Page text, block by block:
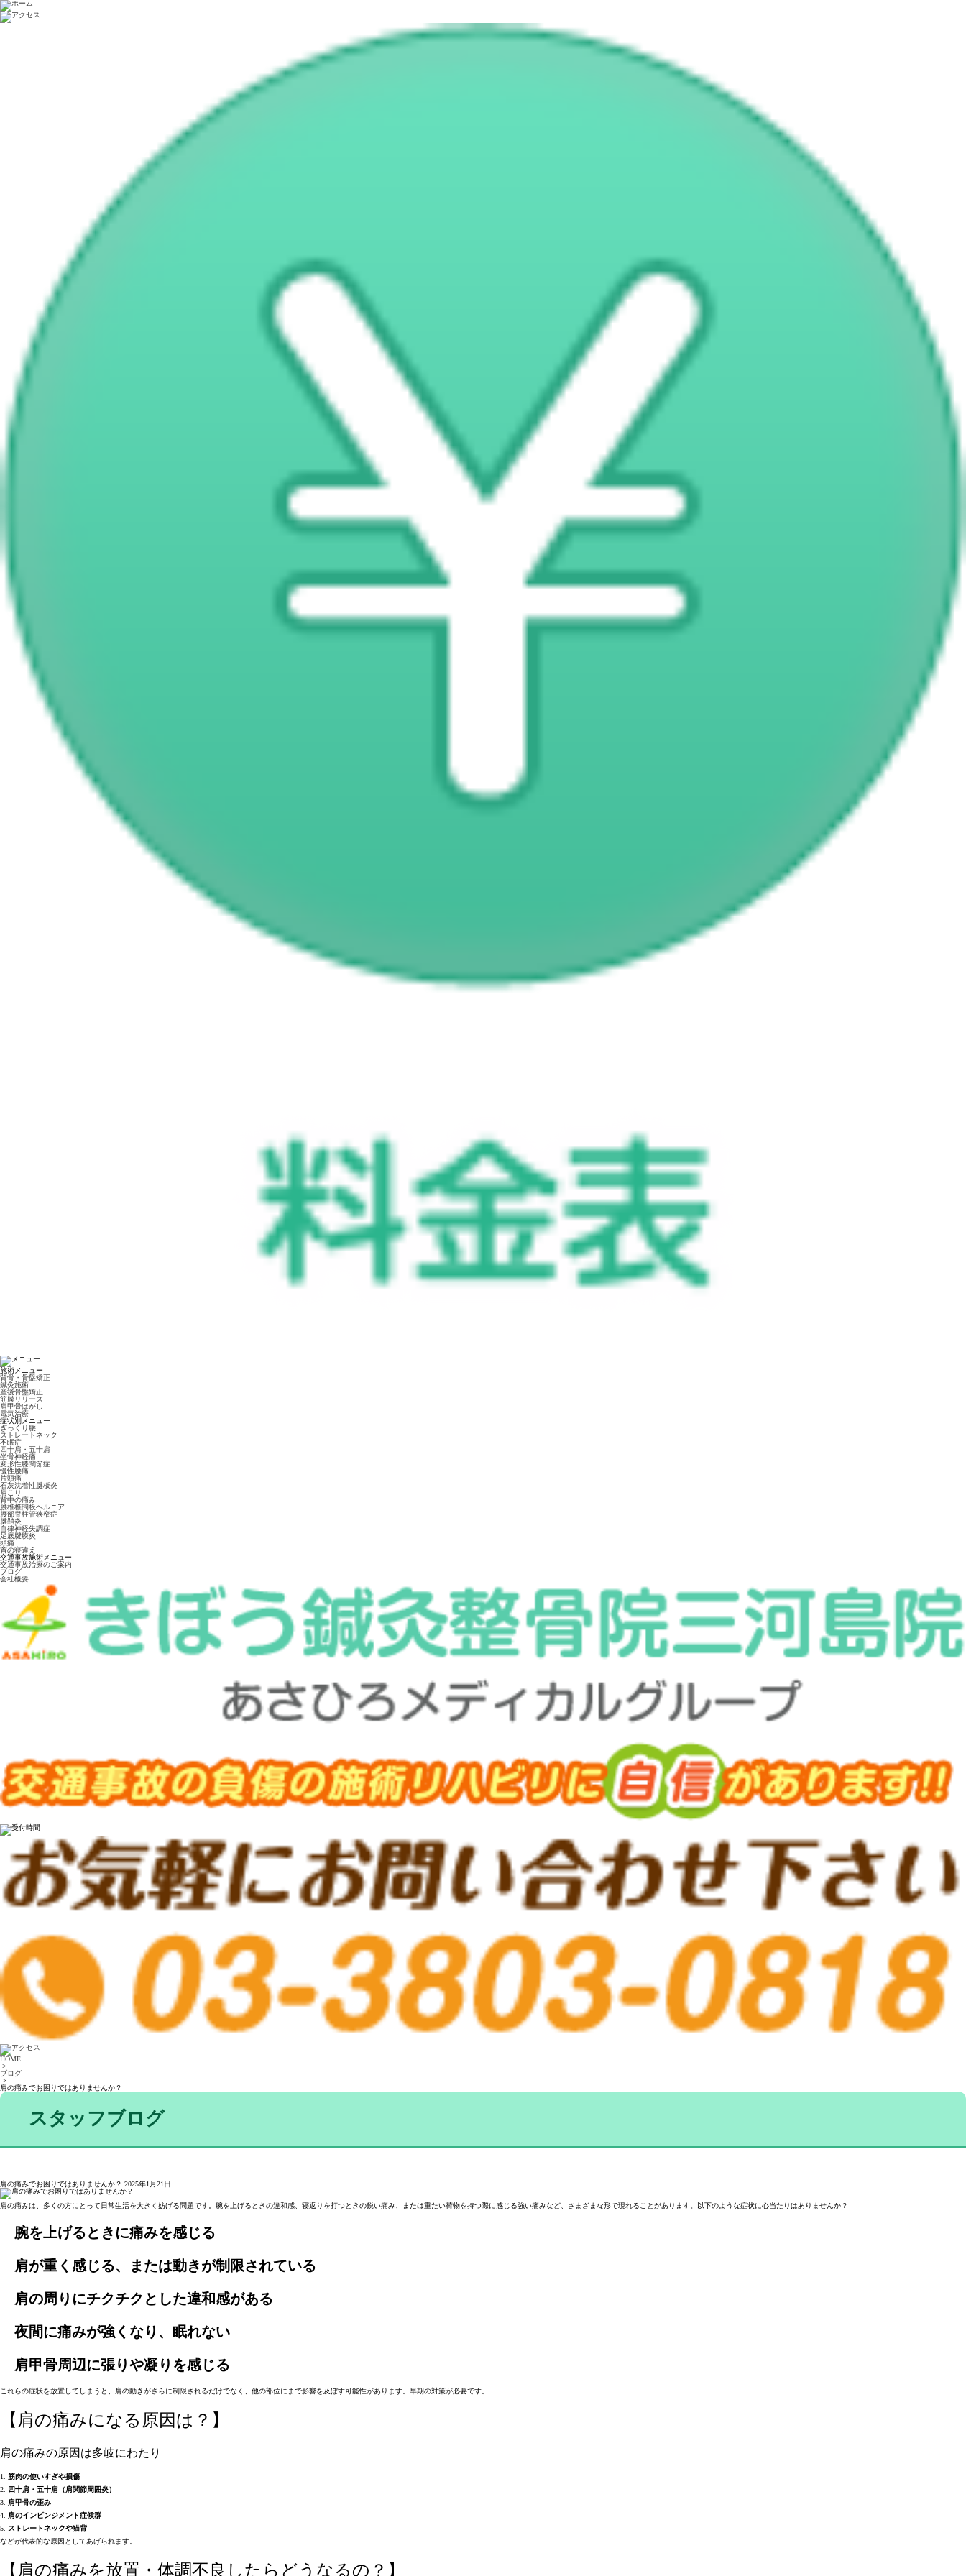
施術メニュー
背骨・骨盤矯正
鍼灸施術
産後骨盤矯正
筋膜リリース
肩甲骨はがし
電気治療
症状別メニュー
ぎっくり腰
ストレートネック
不眠症
四十肩・五十肩
坐骨神経痛
変形性膝関節症
慢性腰痛
片頭痛
石灰沈着性腱板炎
肩こり
背中の痛み
腰椎椎間板ヘルニア
腰部脊柱管狭窄症
腱鞘炎
自律神経失調症
足底腱膜炎
頭痛
首の寝違え
交通事故施術メニュー
交通事故治療のご案内
ブログ
会社概要
HOME
>
ブログ
>
肩の痛みでお困りではありませんか？
スタッフブログ
肩の痛みでお困りではありませんか？ 2025年1月21日
肩の痛みは、多くの方にとって日常生活を大きく妨げる問題です。腕を上げるときの違和感、寝返りを打つときの鋭い痛み、または重たい荷物を持つ際に感じる強い痛みなど、さまざまな形で現れることがあります。以下のような症状に心当たりはありませんか？
腕を上げるときに痛みを感じる
肩が重く感じる、または動きが制限されている
肩の周りにチクチクとした違和感がある
夜間に痛みが強くなり、眠れない
肩甲骨周辺に張りや凝りを感じる
これらの症状を放置してしまうと、肩の動きがさらに制限されるだけでなく、他の部位にまで影響を及ぼす可能性があります。早期の対策が必要です。
【肩の痛みになる原因は？】
肩の痛みの原因は多岐にわたり
1. 筋肉の使いすぎや損傷
2. 四十肩・五十肩（肩関節周囲炎）
3. 肩甲骨の歪み
4. 肩のインピンジメント症候群
5. ストレートネックや猫背
などが代表的な原因としてあげられます。
【肩の痛みを放置・体調不良したらどうなるの？】